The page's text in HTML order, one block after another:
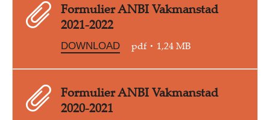
Formulier ANBI Vakmanstad
2021-2022
DOWNLOAD pdf 1,24 MB
Formulier ANBI Vakmanstad
2020-2021